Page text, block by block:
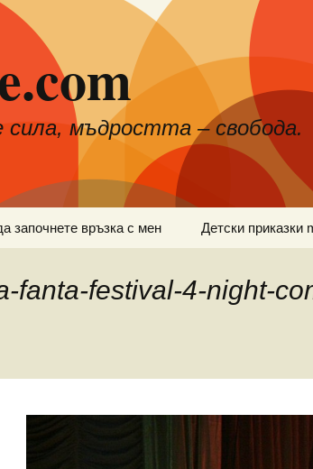
сила, мъдростта – свобода.
започнете връзка с мен Детски приказки
fanta-festival-4-night-